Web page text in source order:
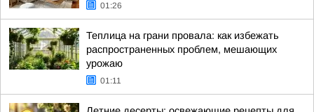
01:26
Теплица на грани провала: как избежать
распространенных проблем, мешающих
урожаю
01:11